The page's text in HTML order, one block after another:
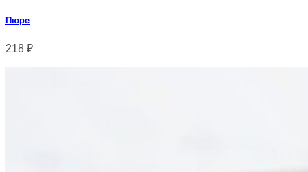
Пюре
218 ₽